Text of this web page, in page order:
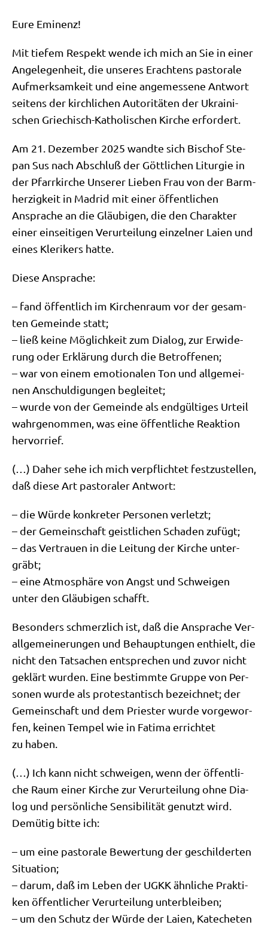
Eure Emi­nenz!
Mit tie­fem Respekt wen­de ich mich an Sie in einer
Ange­le­gen­heit, die unse­res Erach­tens pasto­ra­le
Auf­merk­sam­keit und eine ange­mes­se­ne Ant­wort
sei­tens der kirch­li­chen Auto­ri­tä­ten der Ukrai­ni­
schen Grie­chisch-Katho­li­schen Kir­che erfordert.
Am 21. Dezem­ber 2025 wand­te sich Bischof Ste­
pan Sus nach Abschluß der Gött­li­chen Lit­ur­gie in
der Pfarr­kir­che Unse­rer Lie­ben Frau von der Barm­
her­zig­keit in Madrid mit einer öffent­li­chen
Anspra­che an die Gläu­bi­gen, die den Cha­rak­ter
einer ein­sei­ti­gen Ver­ur­tei­lung ein­zel­ner Lai­en und
eines Kle­ri­kers hatte.
Die­se Ansprache:
– fand öffent­lich im Kir­chen­raum vor der gesam­
ten Gemein­de statt;
– ließ kei­ne Mög­lich­keit zum Dia­log, zur Erwi­de­
rung oder Erklä­rung durch die Betrof­fe­nen;
– war von einem emo­tio­na­len Ton und all­ge­mei­
nen Anschul­di­gun­gen beglei­tet;
– wur­de von der Gemein­de als end­gül­ti­ges Urteil
wahr­ge­nom­men, was eine öffent­li­che Reak­ti­on
hervorrief.
(…) Daher sehe ich mich ver­pflich­tet fest­zu­stel­len,
daß die­se Art pasto­ra­ler Antwort:
– die Wür­de kon­kre­ter Per­so­nen ver­letzt;
– der Gemein­schaft geist­li­chen Scha­den zufügt;
– das Ver­trau­en in die Lei­tung der Kir­che unter­
gräbt;
– eine Atmo­sphä­re von Angst und Schwei­gen
unter den Gläu­bi­gen schafft.
Beson­ders schmerz­lich ist, daß die Anspra­che Ver­
all­ge­mei­ne­run­gen und Behaup­tun­gen ent­hielt, die
nicht den Tat­sa­chen ent­spre­chen und zuvor nicht
geklärt wur­den. Eine bestimm­te Grup­pe von Per­
so­nen wur­de als pro­te­stan­tisch bezeich­net; der
Gemein­schaft und dem Prie­ster wur­de vor­ge­wor­
fen, kei­nen Tem­pel wie in Fati­ma errich­tet
zu haben.
(…) Ich kann nicht schwei­gen, wenn der öffent­li­
che Raum einer Kir­che zur Ver­ur­tei­lung ohne Dia­
log und per­sön­li­che Sen­si­bi­li­tät genutzt wird.
Demü­tig bit­te ich:
– um eine pasto­ra­le Bewer­tung der geschil­der­ten
Situa­ti­on;
– dar­um, daß im Leben der UGKK ähn­li­che Prak­ti­
ken öffent­li­cher Ver­ur­tei­lung unter­blei­ben;
– um den Schutz der Wür­de der Lai­en, Kate­che­ten